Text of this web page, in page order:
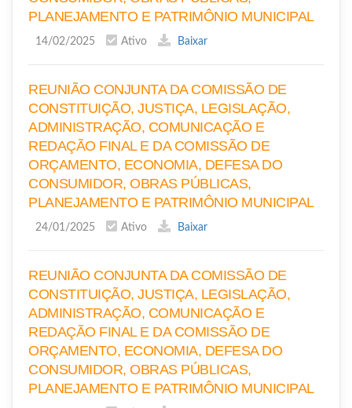
PLANEJAMENTO E PATRIMÔNIO MUNICIPAL
14/02/2025 Ativo Baixar
REUNIÃO CONJUNTA DA COMISSÃO DE
CONSTITUIÇÃO, JUSTIÇA, LEGISLAÇÃO,
ADMINISTRAÇÃO, COMUNICAÇÃO E
REDAÇÃO FINAL E DA COMISSÃO DE
ORÇAMENTO, ECONOMIA, DEFESA DO
CONSUMIDOR, OBRAS PÚBLICAS,
PLANEJAMENTO E PATRIMÔNIO MUNICIPAL
24/01/2025 Ativo Baixar
REUNIÃO CONJUNTA DA COMISSÃO DE
CONSTITUIÇÃO, JUSTIÇA, LEGISLAÇÃO,
ADMINISTRAÇÃO, COMUNICAÇÃO E
REDAÇÃO FINAL E DA COMISSÃO DE
ORÇAMENTO, ECONOMIA, DEFESA DO
CONSUMIDOR, OBRAS PÚBLICAS,
PLANEJAMENTO E PATRIMÔNIO MUNICIPAL